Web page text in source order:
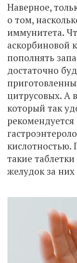
Наверное,
о том,
иммунитета.
аскорбиновой
пополнять
достаточно
цитрусовых. А
который так
кислотностью.
такие
желудок за